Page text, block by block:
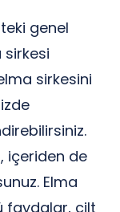
genel
sirkesi
sirkesini
içeriden de
Elma
faydalar, cilt